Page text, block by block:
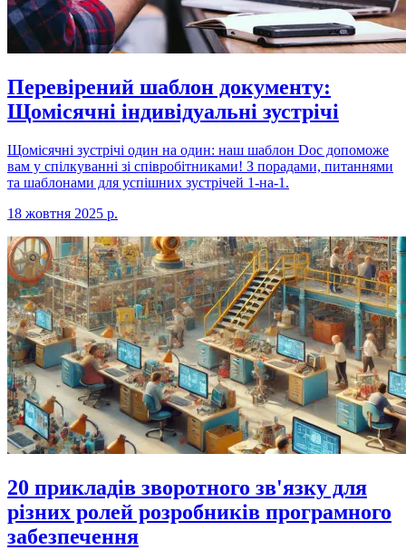
Перевірений шаблон документу:
Щомісячні індивідуальні зустрічі
Щомісячні зустрічі один на один: наш шаблон Doc допоможе
вам у спілкуванні зі співробітниками! З порадами, питаннями
та шаблонами для успішних зустрічей 1-на-1.
18 жовтня 2025 р.
20 прикладів зворотного зв'язку для
різних ролей розробників програмного
забезпечення